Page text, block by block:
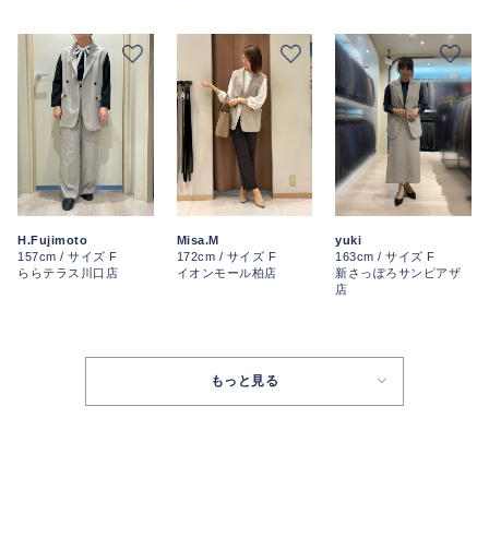
H.Fujimoto
157cm / サイズ F
ららテラス川口店
Misa.M
172cm / サイズ F
イオンモール柏店
yuki
163cm / サイズ F
新さっぽろサンピアザ
店
もっと見る